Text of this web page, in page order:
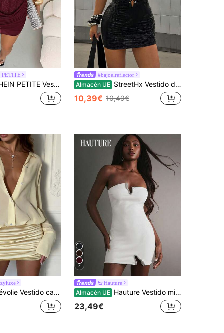
PETITE
Vestido sexy de mujer talla estándar con bandeau, encaje y volantes
#bajoelreflector
Almacén UE StreetHx Vestido de mujer con cuello halter y diseño de abertura
10,39€ 10,49€
casual de mujer de manga larga con plisado, unicolor, mini
4
Hauture
Almacén UE Hauture Vestido mini con detalles de rhinestones para salir de noche con glamour
23,49€